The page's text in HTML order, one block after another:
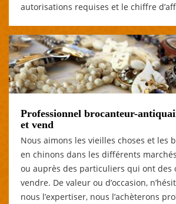
autorisations requises et le chiffre
Professionnel brocanteur-
et vend
Nous aimons les vieilles choses et les
en chinons dans les différents
ou auprès des particuliers qui ont des
vendre. De valeur ou d’occasion,
nous l’expertiser, nous l’achèterons